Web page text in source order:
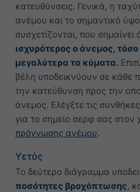
κατευθύνσεις. Γενικά, η
ανέμου και το σημαντικό
συσχετίζονται, που σημαίνει
ισχυρότερος ο άνεμος, τόσο
μεγαλύτερα τα κύματα.
βέλη υποδεικνύουν σε κάθε
την κατεύθυνση προς την
άνεμος. Ελέγξτε τις
για το σημείο σερφ σας στον
πρόγνωσης ανέμου.
Υετός
Το δεύτερο διάγραμμα
ποσότητες βροχόπτωσης,